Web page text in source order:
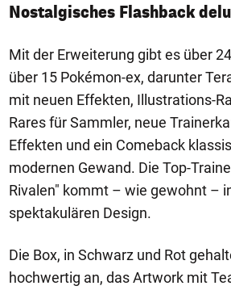
Nostalgisches Flashback
Mit der Erweiterung gibt es über
über 15 Pokémon-ex, darunter
mit neuen Effekten, Illustrations-
Rares für Sammler, neue
Effekten und ein Comeback
modernen Gewand. Die Top-
Rivalen" kommt – wie gewohnt –
spektakulären Design.
Die Box, in Schwarz und Rot
hochwertig an, das Artwork mit